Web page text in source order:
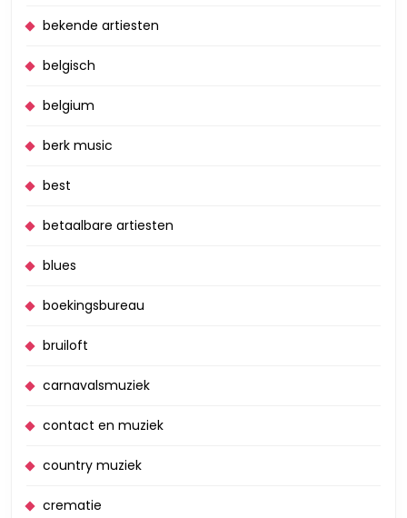
bekende artiesten
belgisch
belgium
berk music
best
betaalbare artiesten
blues
boekingsbureau
bruiloft
carnavalsmuziek
contact en muziek
country muziek
crematie